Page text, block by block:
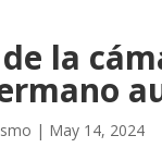
la
| May 14, 2024